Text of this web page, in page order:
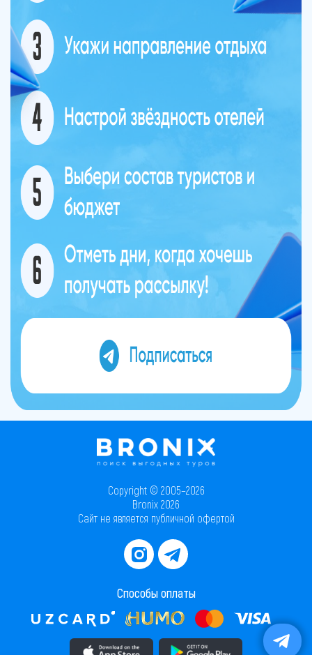
Copyright © 2005–2026
Bronix 2026
Сайт не является публичной офертой
Способы оплаты
Скачать приложение в AppStore Скачать приложение в PlayMarket